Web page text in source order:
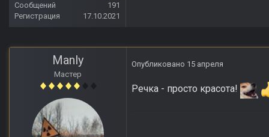
Сообщений
191
Регистрация
17.10.2021
Manly
Мастер
Опубликовано 15 апреля
Речка - просто красота!